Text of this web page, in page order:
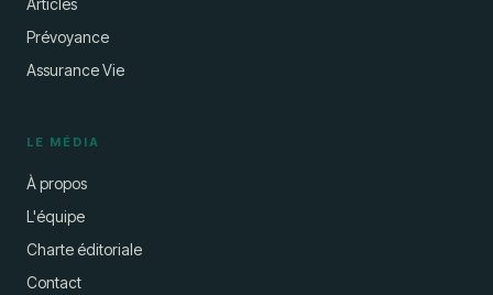
Prévoyance
Assurance Vie
LE MÉDIA
À propos
L'équipe
Charte éditoriale
Contact